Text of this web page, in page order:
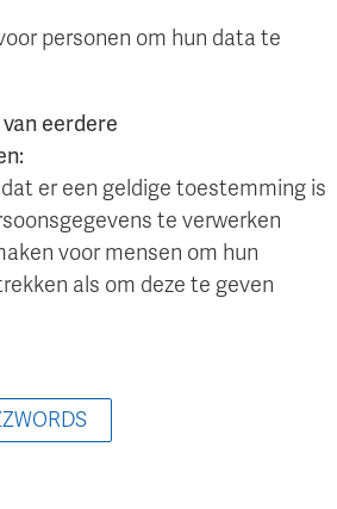
personen om hun data te
eerdere
er een geldige toestemming is
te verwerken
voor mensen om hun
als om deze te geven